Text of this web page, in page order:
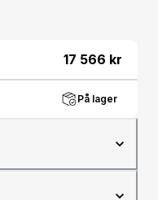
17 566 kr
På lager